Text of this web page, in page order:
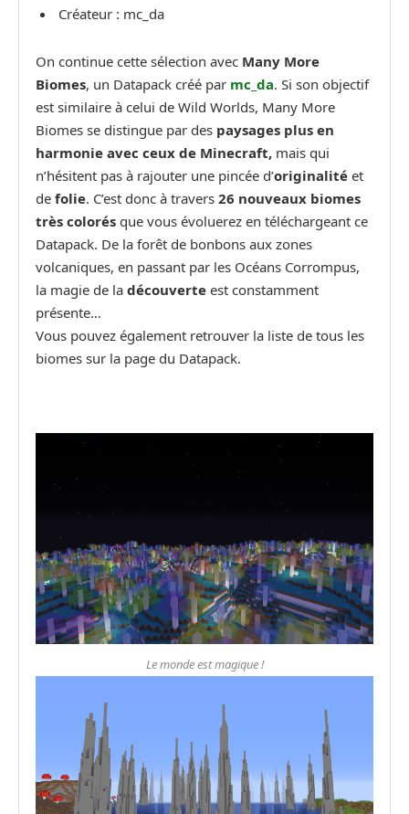
Créateur : mc_da
On continue cette sélection avec Many More
Biomes, un Datapack créé par mc_da. Si son objectif
est similaire à celui de Wild Worlds, Many More
Biomes se distingue par des paysages plus en
harmonie avec ceux de Minecraft, mais qui
n’hésitent pas à rajouter une pincée d’originalité et
de folie. C’est donc à travers 26 nouveaux biomes
très colorés que vous évoluerez en téléchargeant ce
Datapack. De la forêt de bonbons aux zones
volcaniques, en passant par les Océans Corrompus,
la magie de la découverte est constamment
présente…
Vous pouvez également retrouver la liste de tous les
biomes sur la page du Datapack.
Le monde est magique !